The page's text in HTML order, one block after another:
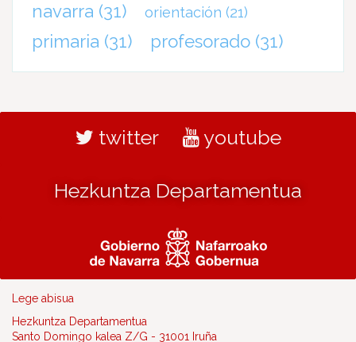
navarra (31) orientación (21)
primaria (31) profesorado (31)
twitter youtube
Hezkuntza Departamentua
Lege abisua
Hezkuntza Departamentua
Santo Domingo kalea Z/G - 31001 Iruña